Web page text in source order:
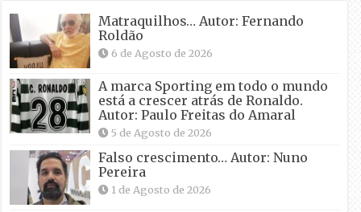
Matraquilhos… Autor: Fernando
Roldão
6 de Agosto de 2026
A marca Sporting em todo o mundo
está a crescer atrás de Ronaldo.
Autor: Paulo Freitas do Amaral
5 de Agosto de 2026
Falso crescimento… Autor: Nuno
Pereira
1 de Agosto de 2026